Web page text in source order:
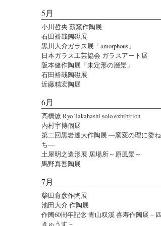
5月
小川哲央 薪窯作陶展
石田裕哉陶磁展
黒川大介ガラス展「amorphous」
日本ガラス工芸協会 ガラスアート展
阪本健作陶展「未定形の層景」
石田裕哉陶磁展
近藤精宏陶展
6月
高橋燎 Ryo Takahashi solo exhibition
内村宇博個展
第二回黒岩達大作陶展 ―窯変の理に委
ち―
土屋明之造形展 居場所～原風景～
馬野真吾陶展
7月
柴田育彦作陶展
池田大介 作陶展
作陶60周年記念 青山双溪 喜寿作陶展－
きゅうす－